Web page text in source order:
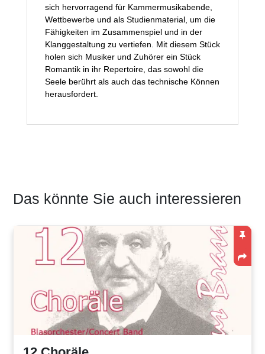
sich hervorragend für Kammermusikabende,
Wettbewerbe und als Studienmaterial, um die
Fähigkeiten im Zusammenspiel und in der
Klanggestaltung zu vertiefen. Mit diesem Stück
holen sich Musiker und Zuhörer ein Stück
Romantik in ihr Repertoire, das sowohl die
Seele berührt als auch das technische Können
herausfordert.
Das könnte Sie auch interessieren